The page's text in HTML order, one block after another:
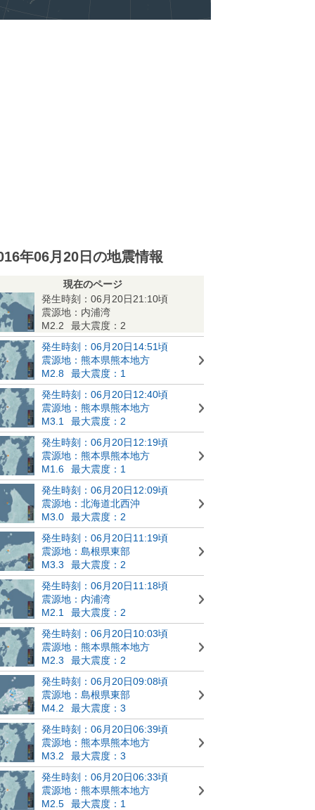
年06月20日の地震情報
現在のページ
発生時刻：06月20日21:10頃
震源地：内浦湾
M2.2
最大震度：2
発生時刻：06月20日14:51頃
震源地：熊本県熊本地方
M2.8
最大震度：1
発生時刻：06月20日12:40頃
震源地：熊本県熊本地方
M3.1
最大震度：2
発生時刻：06月20日12:19頃
震源地：熊本県熊本地方
M1.6
最大震度：1
発生時刻：06月20日12:09頃
震源地：北海道北西沖
M3.0
最大震度：2
発生時刻：06月20日11:19頃
震源地：島根県東部
M3.3
最大震度：2
発生時刻：06月20日11:18頃
震源地：内浦湾
M2.1
最大震度：2
発生時刻：06月20日10:03頃
震源地：熊本県熊本地方
M2.3
最大震度：2
発生時刻：06月20日09:08頃
震源地：島根県東部
M4.2
最大震度：3
発生時刻：06月20日06:39頃
震源地：熊本県熊本地方
M3.2
最大震度：3
発生時刻：06月20日06:33頃
震源地：熊本県熊本地方
M2.5
最大震度：1